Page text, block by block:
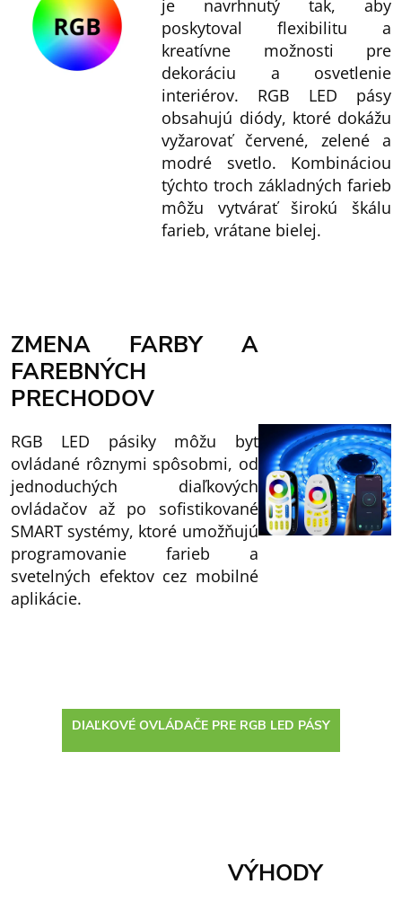
je navrhnutý tak, aby
poskytoval flexibilitu a
kreatívne možnosti pre
dekoráciu a osvetlenie
interiérov. RGB LED pásy
obsahujú diódy, ktoré dokážu
vyžarovať červené, zelené a
modré svetlo. Kombináciou
týchto troch základných farieb
môžu vytvárať širokú škálu
farieb, vrátane bielej.
ZMENA FARBY A
FAREBNÝCH
PRECHODOV
RGB LED pásiky môžu byť
ovládané rôznymi spôsobmi, od
jednoduchých diaľkových
ovládačov až po sofistikované
SMART systémy, ktoré umožňujú
programovanie farieb a
svetelných efektov cez mobilné
aplikácie.
DIAĽKOVÉ OVLÁDAČE PRE RGB LED PÁSY
VÝHODY